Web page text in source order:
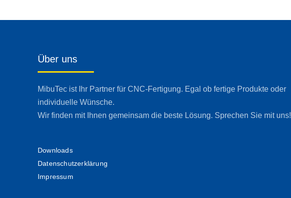
Über uns
MibuTec ist Ihr Partner für CNC-Fertigung. Egal ob fertige Produkte oder
individuelle Wünsche.
Wir finden mit Ihnen gemeinsam die beste Lösung. Sprechen Sie mit uns!
Downloads
Datenschutzerklärung
Impressum